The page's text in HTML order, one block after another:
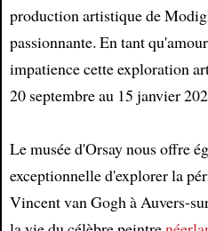
production artistique de
passionnante. En tant
impatience cette exploration
20 septembre au 15 janvier
Le musée d'Orsay nous offre
exceptionnelle d'explorer la
Vincent van Gogh à Auvers-